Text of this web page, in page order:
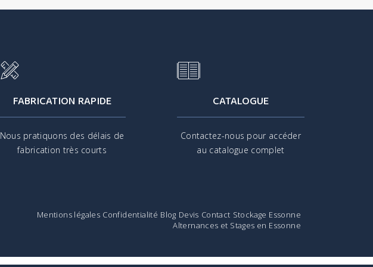
FABRICATION RAPIDE
Nous pratiquons des délais de
fabrication très courts
CATALOGUE
Contactez-nous pour accéder
au catalogue complet
Mentions légales Confidentialité Blog Devis Contact Stockage Essonne
Alternances et Stages en Essonne